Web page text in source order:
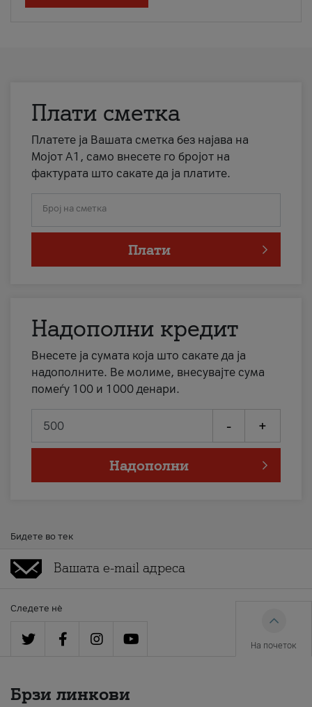
Плати сметка
Платете ја Вашата сметка без најава на
Мојот А1, само внесете го бројот на
фактурата што сакате да ја платите.
Број на сметка
Плати
Надополни кредит
Внесете ја сумата која што сакате да ја
надополните. Ве молиме, внесувајте сума
помеѓу 100 и 1000 денари.
- +
Надополни
Бидете во тек
Следете нè
На почеток
Брзи линкови